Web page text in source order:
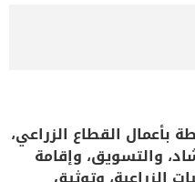
بأعمال القطاع الزراعي،
والتسويق، وإقامة